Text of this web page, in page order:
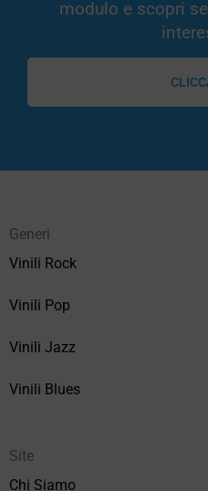
modulo e scopri
Generi
Vinili Rock
Vinili Pop
Vinili Jazz
Vinili Blues
Site
Chi Siamo